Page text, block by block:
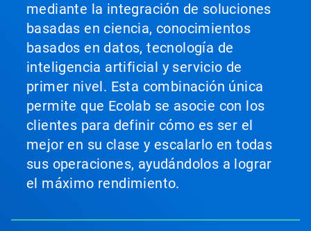
mediante la integración de soluciones
basadas en ciencia, conocimientos
basados en datos, tecnología de
inteligencia artificial y servicio de
primer nivel. Esta combinación única
permite que Ecolab se asocie con los
clientes para definir cómo es ser el
mejor en su clase y escalarlo en todas
sus operaciones, ayudándolos a lograr
el máximo rendimiento.